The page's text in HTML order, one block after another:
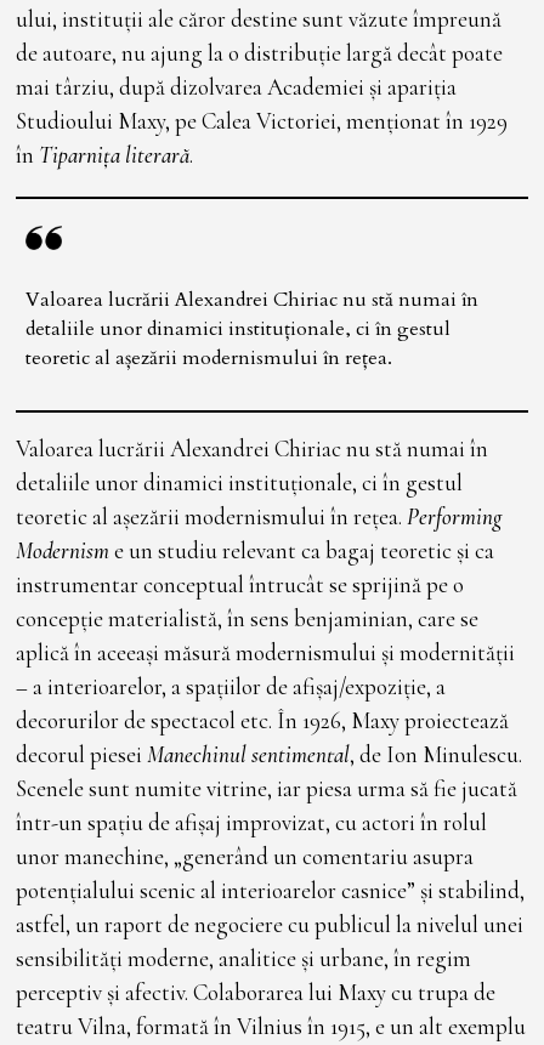
ului, instituții ale căror destine sunt văzute împreună
de autoare, nu ajung la o distribuție largă decât poate
mai târziu, după dizolvarea Academiei și apariția
Studioului Maxy, pe Calea Victoriei, menționat în 1929
în Tiparnița literară.
Valoarea lucrării Alexandrei Chiriac nu stă numai în
detaliile unor dinamici instituționale, ci în gestul
teoretic al așezării modernismului în rețea.
Valoarea lucrării Alexandrei Chiriac nu stă numai în
detaliile unor dinamici instituționale, ci în gestul
teoretic al așezării modernismului în rețea.Performing
Modernisme un studiu relevant ca bagaj teoretic și ca
instrumentar conceptual întrucât se sprijină pe o
concepție materialistă, în sens benjaminian, care se
aplică în aceeași măsură modernismului și modernității
– a interioarelor, a spațiilor de afișaj/expoziție, a
decorurilor de spectacol etc. În 1926, Maxy proiectează
decorul pieseiManechinul sentimental, de Ion Minulescu.
Scenele sunt numite vitrine, iar piesa urma să fie jucată
într-un spațiu de afișaj improvizat, cu actori în rolul
unor manechine, „generând un comentariu asupra
potențialului scenic al interioarelor casnice” și stabilind,
astfel, un raport de negociere cu publicul la nivelul unei
sensibilități moderne, analitice și urbane, în regim
perceptiv și afectiv. Colaborarea lui Maxy cu trupa de
teatru Vilna, formată în Vilnius în 1915, e un alt exemplu